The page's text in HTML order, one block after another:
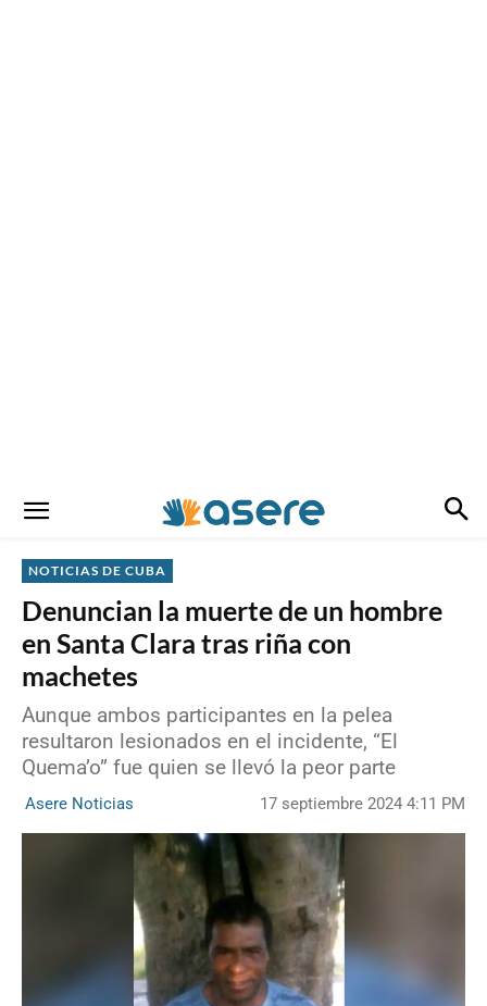
NOTICIAS DE CUBA
Denuncian la muerte de un hombre
en Santa Clara tras riña con
machetes
Aunque ambos participantes en la pelea
resultaron lesionados en el incidente, “El
Quema’o” fue quien se llevó la peor parte
Asere Noticias 17 septiembre 2024 4:11 PM